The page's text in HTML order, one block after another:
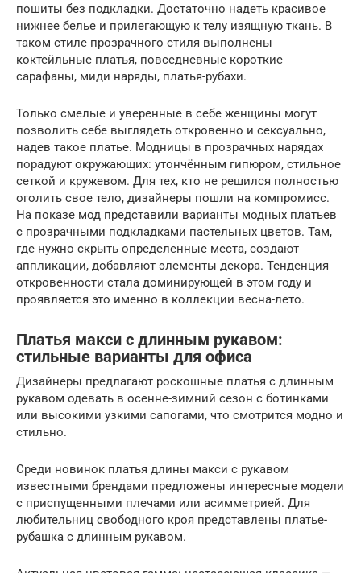
пошиты без подкладки. Достаточно надеть красивое
нижнее белье и прилегающую к телу изящную ткань. В
таком стиле прозрачного стиля выполнены
коктейльные платья, повседневные короткие
сарафаны, миди наряды, платья-рубахи.
Только смелые и уверенные в себе женщины могут
позволить себе выглядеть откровенно и сексуально,
надев такое платье. Модницы в прозрачных нарядах
порадуют окружающих: утончённым гипюром, стильное
сеткой и кружевом. Для тех, кто не решился полностью
оголить свое тело, дизайнеры пошли на компромисс.
На показе мод представили варианты модных платьев
с прозрачными подкладками пастельных цветов. Там,
где нужно скрыть определенные места, создают
аппликации, добавляют элементы декора. Тенденция
откровенности стала доминирующей в этом году и
проявляется это именно в коллекции весна-лето.
Платья макси с длинным рукавом:
стильные варианты для офиса
Дизайнеры предлагают роскошные платья с длинным
рукавом одевать в осенне-зимний сезон с ботинками
или высокими узкими сапогами, что смотрится модно и
стильно.
Среди новинок платья длины макси с рукавом
известными брендами предложены интересные модели
с приспущенными плечами или асимметрией. Для
любительниц свободного кроя представлены платье-
рубашка с длинным рукавом.